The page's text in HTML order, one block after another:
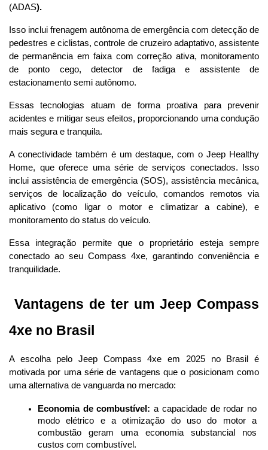
(ADAS).
Isso inclui frenagem autônoma de emergência com detecção de
pedestres e ciclistas, controle de cruzeiro adaptativo, assistente
de permanência em faixa com correção ativa, monitoramento
de ponto cego, detector de fadiga e assistente de
estacionamento semi autônomo.
Essas tecnologias atuam de forma proativa para prevenir
acidentes e mitigar seus efeitos, proporcionando uma condução
mais segura e tranquila.
A conectividade também é um destaque, com o Jeep Healthy
Home, que oferece uma série de serviços conectados. Isso
inclui assistência de emergência (SOS), assistência mecânica,
serviços de localização do veículo, comandos remotos via
aplicativo (como ligar o motor e climatizar a cabine), e
monitoramento do status do veículo.
Essa integração permite que o proprietário esteja sempre
conectado ao seu Compass 4xe, garantindo conveniência e
tranquilidade.
Vantagens de ter um Jeep Compass
4xe no Brasil
A escolha pelo Jeep Compass 4xe em 2025 no Brasil é
motivada por uma série de vantagens que o posicionam como
uma alternativa de vanguarda no mercado:
Economia de combustível: a capacidade de rodar no
modo elétrico e a otimização do uso do motor a
combustão geram uma economia substancial nos
custos com combustível.